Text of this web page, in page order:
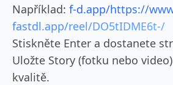
Například: f-d.app/https://
fastdl.app/reel/DO5tIDME6t-/
Stiskněte Enter a dostanete
Uložte Story (fotku nebo
kvalitě.